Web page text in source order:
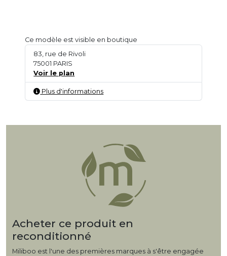
Ce modèle est visible en boutique
83, rue de Rivoli
75001 PARIS
Voir le plan
Plus d'informations
Acheter ce produit en
reconditionné
Miliboo est l'une des premières marques à s'être engagée